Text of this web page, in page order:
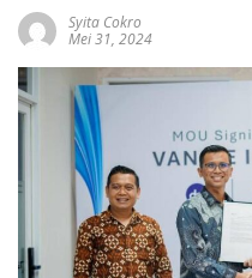
Syita Cokro
Mei 31, 2024